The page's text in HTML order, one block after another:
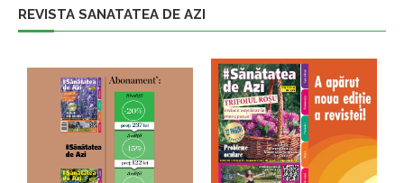
REVISTA SANATATEA DE AZI